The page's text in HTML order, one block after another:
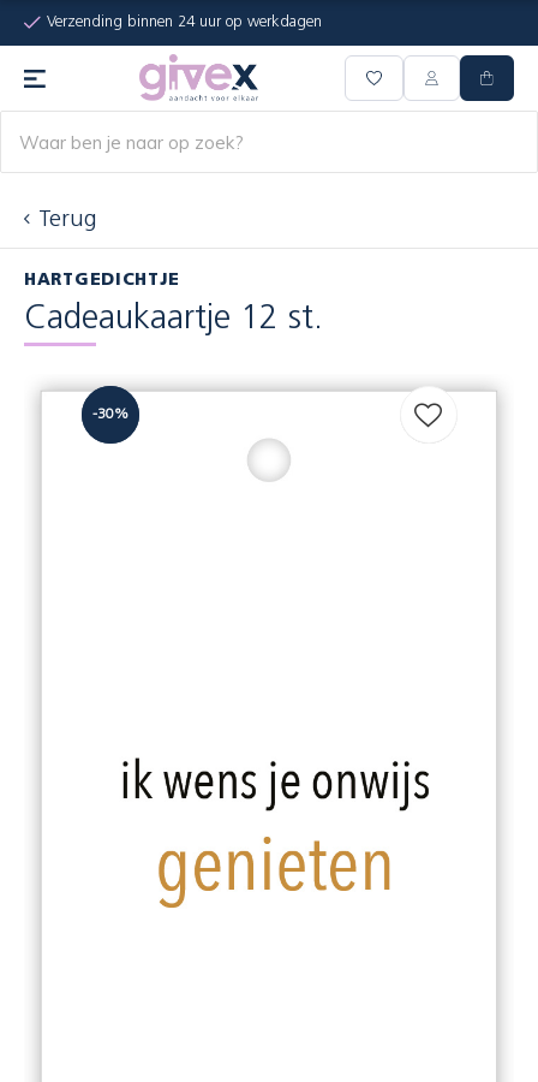
Verzending binnen 24 uur op werkdagen
Terug
HARTGEDICHTJE
Cadeaukaartje 12 st.
-30%
-30%